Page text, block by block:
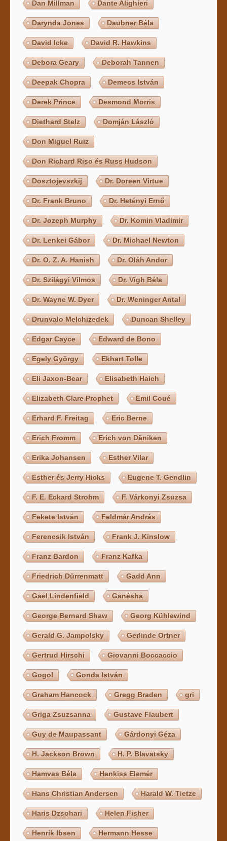
Dan Millman Dante Alighieri
Darynda Jones Daubner Béla
David Icke David R. Hawkins
Debora Geary Deborah Tannen
Deepak Chopra Demecs István
Derek Prince Desmond Morris
Diethard Stelz Domján László
Don Miguel Ruiz
Don Richard Riso és Russ Hudson
Dosztojevszkij Dr. Doreen Virtue
Dr. Frank Bruno Dr. Hetényi Ernő
Dr. Jozeph Murphy Dr. Komin Vladimir
Dr. Lenkei Gábor Dr. Michael Newton
Dr. O. Z. A. Hanish Dr. Oláh Andor
Dr. Szilágyi Vilmos Dr. Vígh Béla
Dr. Wayne W. Dyer Dr. Weninger Antal
Drunvalo Melchizedek Duncan Shelley
Edgar Cayce Edward de Bono
Egely György Ekhart Tolle
Eli Jaxon-Bear Elisabeth Haich
Elizabeth Clare Prophet Emil Coué
Erhard F. Freitag Eric Berne
Erich Fromm Erich von Däniken
Erika Johansen Esther Vilar
Esther és Jerry Hicks Eugene T. Gendlin
F. E. Eckard Strohm F. Várkonyi Zsuzsa
Fekete István Feldmár András
Ferencsik István Frank J. Kinslow
Franz Bardon Franz Kafka
Friedrich Dürrenmatt Gadd Ann
Gael Lindenfield Ganésha
George Bernard Shaw Georg Kühlewind
Gerald G. Jampolsky Gerlinde Ortner
Gertrud Hirschi Giovanni Boccaccio
Gogol Gonda István
Graham Hancock Gregg Braden gri
Griga Zsuzsanna Gustave Flaubert
Guy de Maupassant Gárdonyi Géza
H. Jackson Brown H. P. Blavatsky
Hamvas Béla Hankiss Elemér
Hans Christian Andersen Harald W. Tietze
Haris Dzsohari Helen Fisher
Henrik Ibsen Hermann Hesse